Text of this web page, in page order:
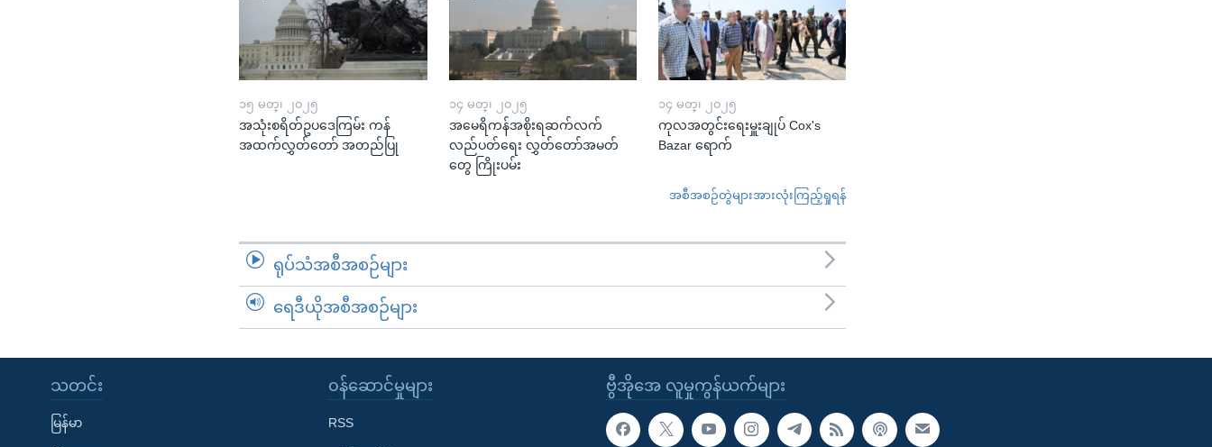
၁၅ မတ္၊ ၂၀၂၅
အသုံးစရိတ်ဥပဒေကြမ်း ကန်
အထက်လွှတ်တော် အတည်ပြု
၁၄ မတ္၊ ၂၀၂၅
အမေရိကန်အစိုးရဆက်လက်
လည်ပတ်ရေး လွှတ်တော်အမတ်
တွေ ကြိုးပမ်း
၁၄ မတ္၊ ၂၀၂၅
ကုလအတွင်းရေးမှူးချုပ် Cox's
Bazar ရောက်
အစီအစဉ်တွဲများအားလုံးကြည့်ရှုရန်
ရုပ်သံအစီအစဉ်များ
ရေဒီယိုအစီအစဉ်များ
ဗွီအိုအေ လူမှုကွန်ယက်များ
သတင်း
မြန်မာ
၀န်ဆောင်မှုများ
RSS